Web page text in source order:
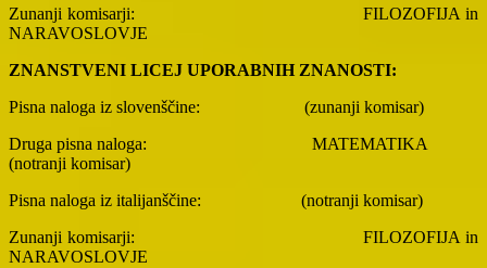
Zunanji komisarji:
FILOZOFIJA in
NARAVOSLOVJE
ZNANSTVENI LICEJ UPORABNIH ZNANOSTI:
Pisna naloga iz slovenščine:
(zunanji komisar)
Druga pisna naloga:
MATEMATIKA
(notranji komisar)
Pisna naloga iz italijanščine:
(notranji komisar)
Zunanji komisarji:
FILOZOFIJA in
NARAVOSLOVJE